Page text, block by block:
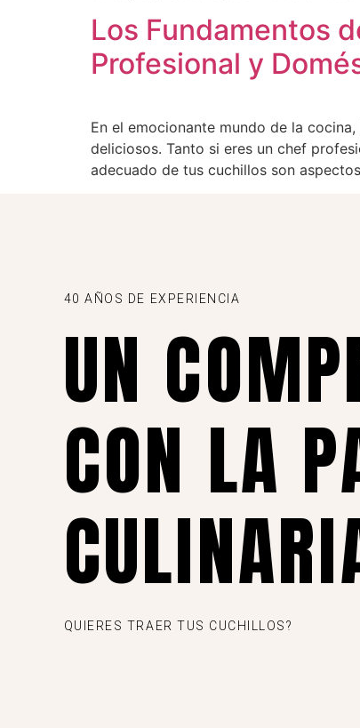
Los Fundamentos
Profesional y
En el emocionante mundo de la
deliciosos. Tanto si eres un chef
adecuado de tus cuchillos son
40 AÑOS DE EXPERIENCIA
UN
CON LA
QUIERES TRAER TUS CUCHILLOS?